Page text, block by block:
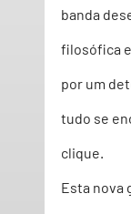
banda
filosófica
por um
tudo se
clique.
Esta nova